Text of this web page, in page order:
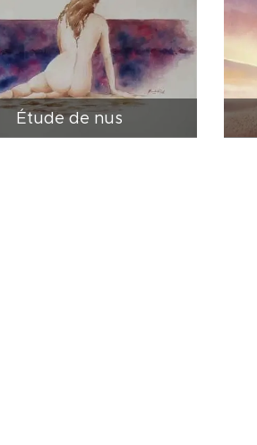
Étude de nus